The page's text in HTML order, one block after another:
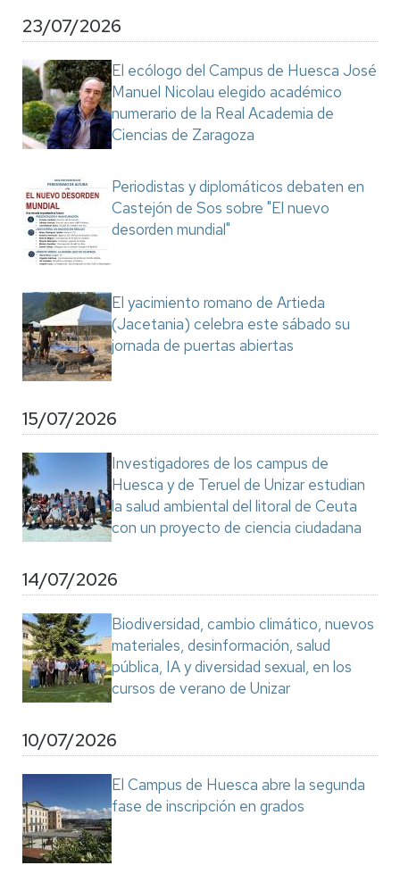
23/07/2026
El ecólogo del Campus de Huesca José
Manuel Nicolau elegido académico
numerario de la Real Academia de
Ciencias de Zaragoza
Periodistas y diplomáticos debaten en
Castejón de Sos sobre "El nuevo
desorden mundial"
El yacimiento romano de Artieda
(Jacetania) celebra este sábado su
jornada de puertas abiertas
15/07/2026
Investigadores de los campus de
Huesca y de Teruel de Unizar estudian
la salud ambiental del litoral de Ceuta
con un proyecto de ciencia ciudadana
14/07/2026
Biodiversidad, cambio climático, nuevos
materiales, desinformación, salud
pública, IA y diversidad sexual, en los
cursos de verano de Unizar
10/07/2026
El Campus de Huesca abre la segunda
fase de inscripción en grados